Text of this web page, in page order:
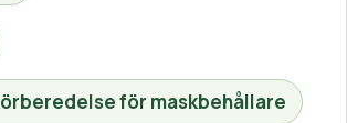
för maskbehållare